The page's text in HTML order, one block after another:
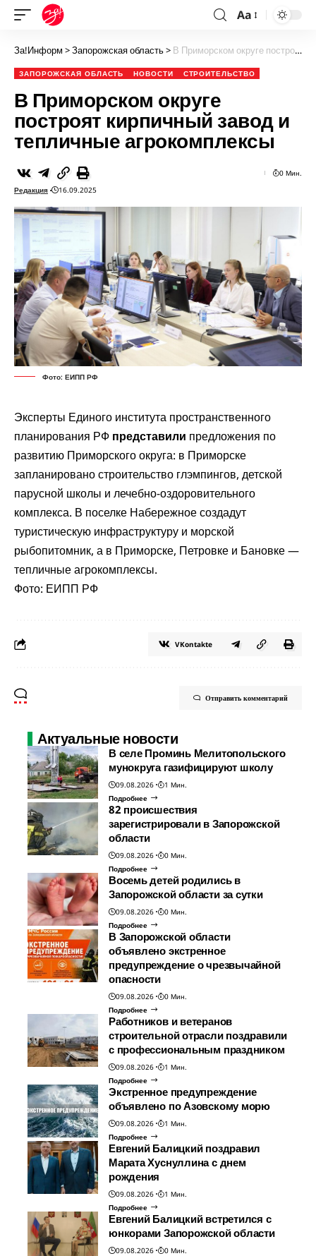
Aa
За!Информ >Запорожская область> В Приморском округе построят кирпичный завод и тепличные агрокомплексы
ЗАПОРОЖСКАЯ ОБЛАСТЬ НОВОСТИ СТРОИТЕЛЬСТВО
В Приморском округе
построят кирпичный завод и
тепличные агрокомплексы
Редакция 16.09.2025
0 Мин.
Фото: ЕИПП РФ
Эксперты Единого института пространственного
планирования РФ представили предложения по
развитию Приморского округа: в Приморске
запланировано строительство глэмпингов, детской
парусной школы и лечебно-оздоровительного
комплекса. В поселке Набережное создадут
туристическую инфраструктуру и морской
рыбопитомник, а в Приморске, Петровке и Бановке —
тепличные агрокомплексы.
Фото: ЕИПП РФ
VKontakte
Отправить комментарий
Актуальные новости
В селе Проминь Мелитопольского
мунокруга газифицируют школу
09.08.2026
1 Мин.
Подробнее
82 происшествия
зарегистрировали в Запорожской
области
09.08.2026
0 Мин.
Подробнее
Восемь детей родились в
Запорожской области за сутки
09.08.2026
0 Мин.
Подробнее
В Запорожской области
объявлено экстренное
предупреждение о чрезвычайной
опасности
09.08.2026
0 Мин.
Подробнее
Работников и ветеранов
строительной отрасли поздравили
с профессиональным праздником
09.08.2026
1 Мин.
Подробнее
Экстренное предупреждение
объявлено по Азовскому морю
09.08.2026
1 Мин.
Подробнее
Евгений Балицкий поздравил
Марата Хуснуллина с днем
рождения
09.08.2026
1 Мин.
Подробнее
Евгений Балицкий встретился с
юнкорами Запорожской области
09.08.2026
0 Мин.